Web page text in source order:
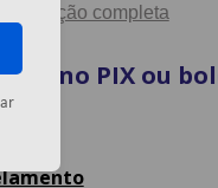
Descrição completa
no PIX ou